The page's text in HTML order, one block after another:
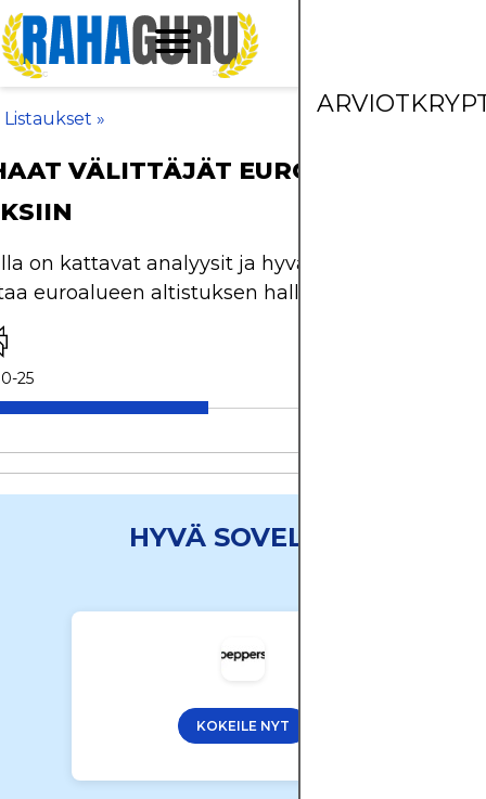
ARVIOT
Listaukset »
VÄLITTÄJÄT EURO STOXX 50 -
on kattavat analyysit ja hyvä likviditeetti, mikä
euroalueen altistuksen hallintaa.
25
HYVÄ SOVELLUS
KOKEILE NYT